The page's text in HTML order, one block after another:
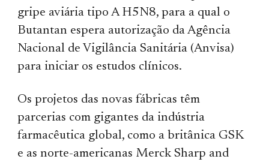
gripe aviária tipo A H5N8, para a qual o
Butantan espera autorização da Agência
Nacional de Vigilância Sanitária (Anvisa)
para iniciar os estudos clínicos.
Os projetos das novas fábricas têm
parcerias com gigantes da indústria
farmacêutica global, como a britânica GSK
e as norte-americanas Merck Sharp and